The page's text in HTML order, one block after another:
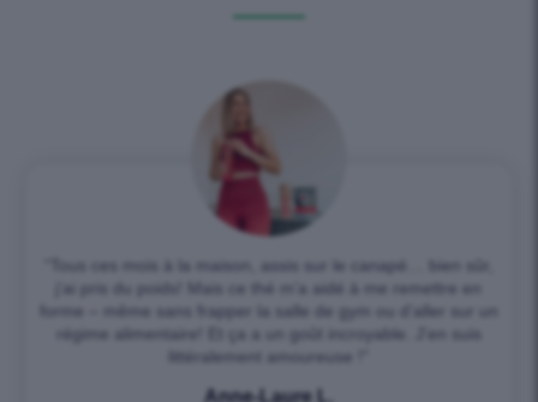
“Tous ces mois à la maison, assis sur le canapé… bien sûr,
j’ai pris du poids! Mais ce thé m’a aidé à me remettre en
forme – même sans frapper la salle de gym ou d’aller sur un
régime alimentaire! Et ça a un goût incroyable. J’en suis
littéralement amoureuse !”
Anne-Laure L.